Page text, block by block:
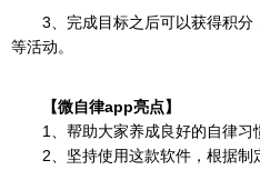
3、完成目标之后可以获得积分
等活动。
【微自律app亮点】
1、帮助大家养成良好的自律习
2、坚持使用这款软件，根据制